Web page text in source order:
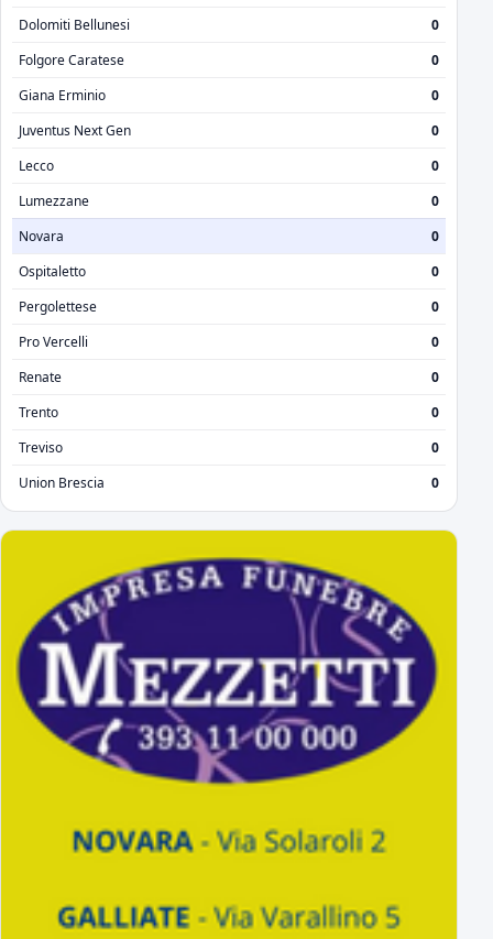
Dolomiti Bellunesi
0
Folgore Caratese
0
Giana Erminio
0
Juventus Next Gen
0
Lecco
0
Lumezzane
0
Novara
0
Ospitaletto
0
Pergolettese
0
Pro Vercelli
0
Renate
0
Trento
0
Treviso
0
Union Brescia
0